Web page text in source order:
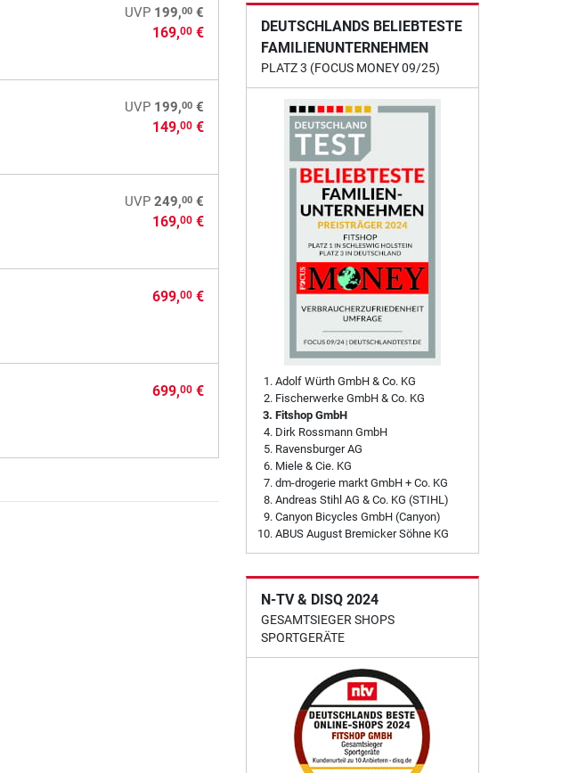
UVP 199,00 €
169,00 €
UVP 199,00 €
149,00 €
UVP 249,00 €
169,00 €
699,00 €
699,00 €
DEUTSCHLANDS BELIEBTESTE
FAMILIENUNTERNEHMEN
PLATZ 3 (FOCUS MONEY 09/25)
Adolf Würth GmbH & Co. KG
Fischerwerke GmbH & Co. KG
Fitshop GmbH
Dirk Rossmann GmbH
Ravensburger AG
Miele & Cie. KG
dm-drogerie markt GmbH + Co. KG
Andreas Stihl AG & Co. KG (STIHL)
Canyon Bicycles GmbH (Canyon)
ABUS August Bremicker Söhne KG
N-TV & DISQ 2024
GESAMTSIEGER SHOPS
SPORTGERÄTE